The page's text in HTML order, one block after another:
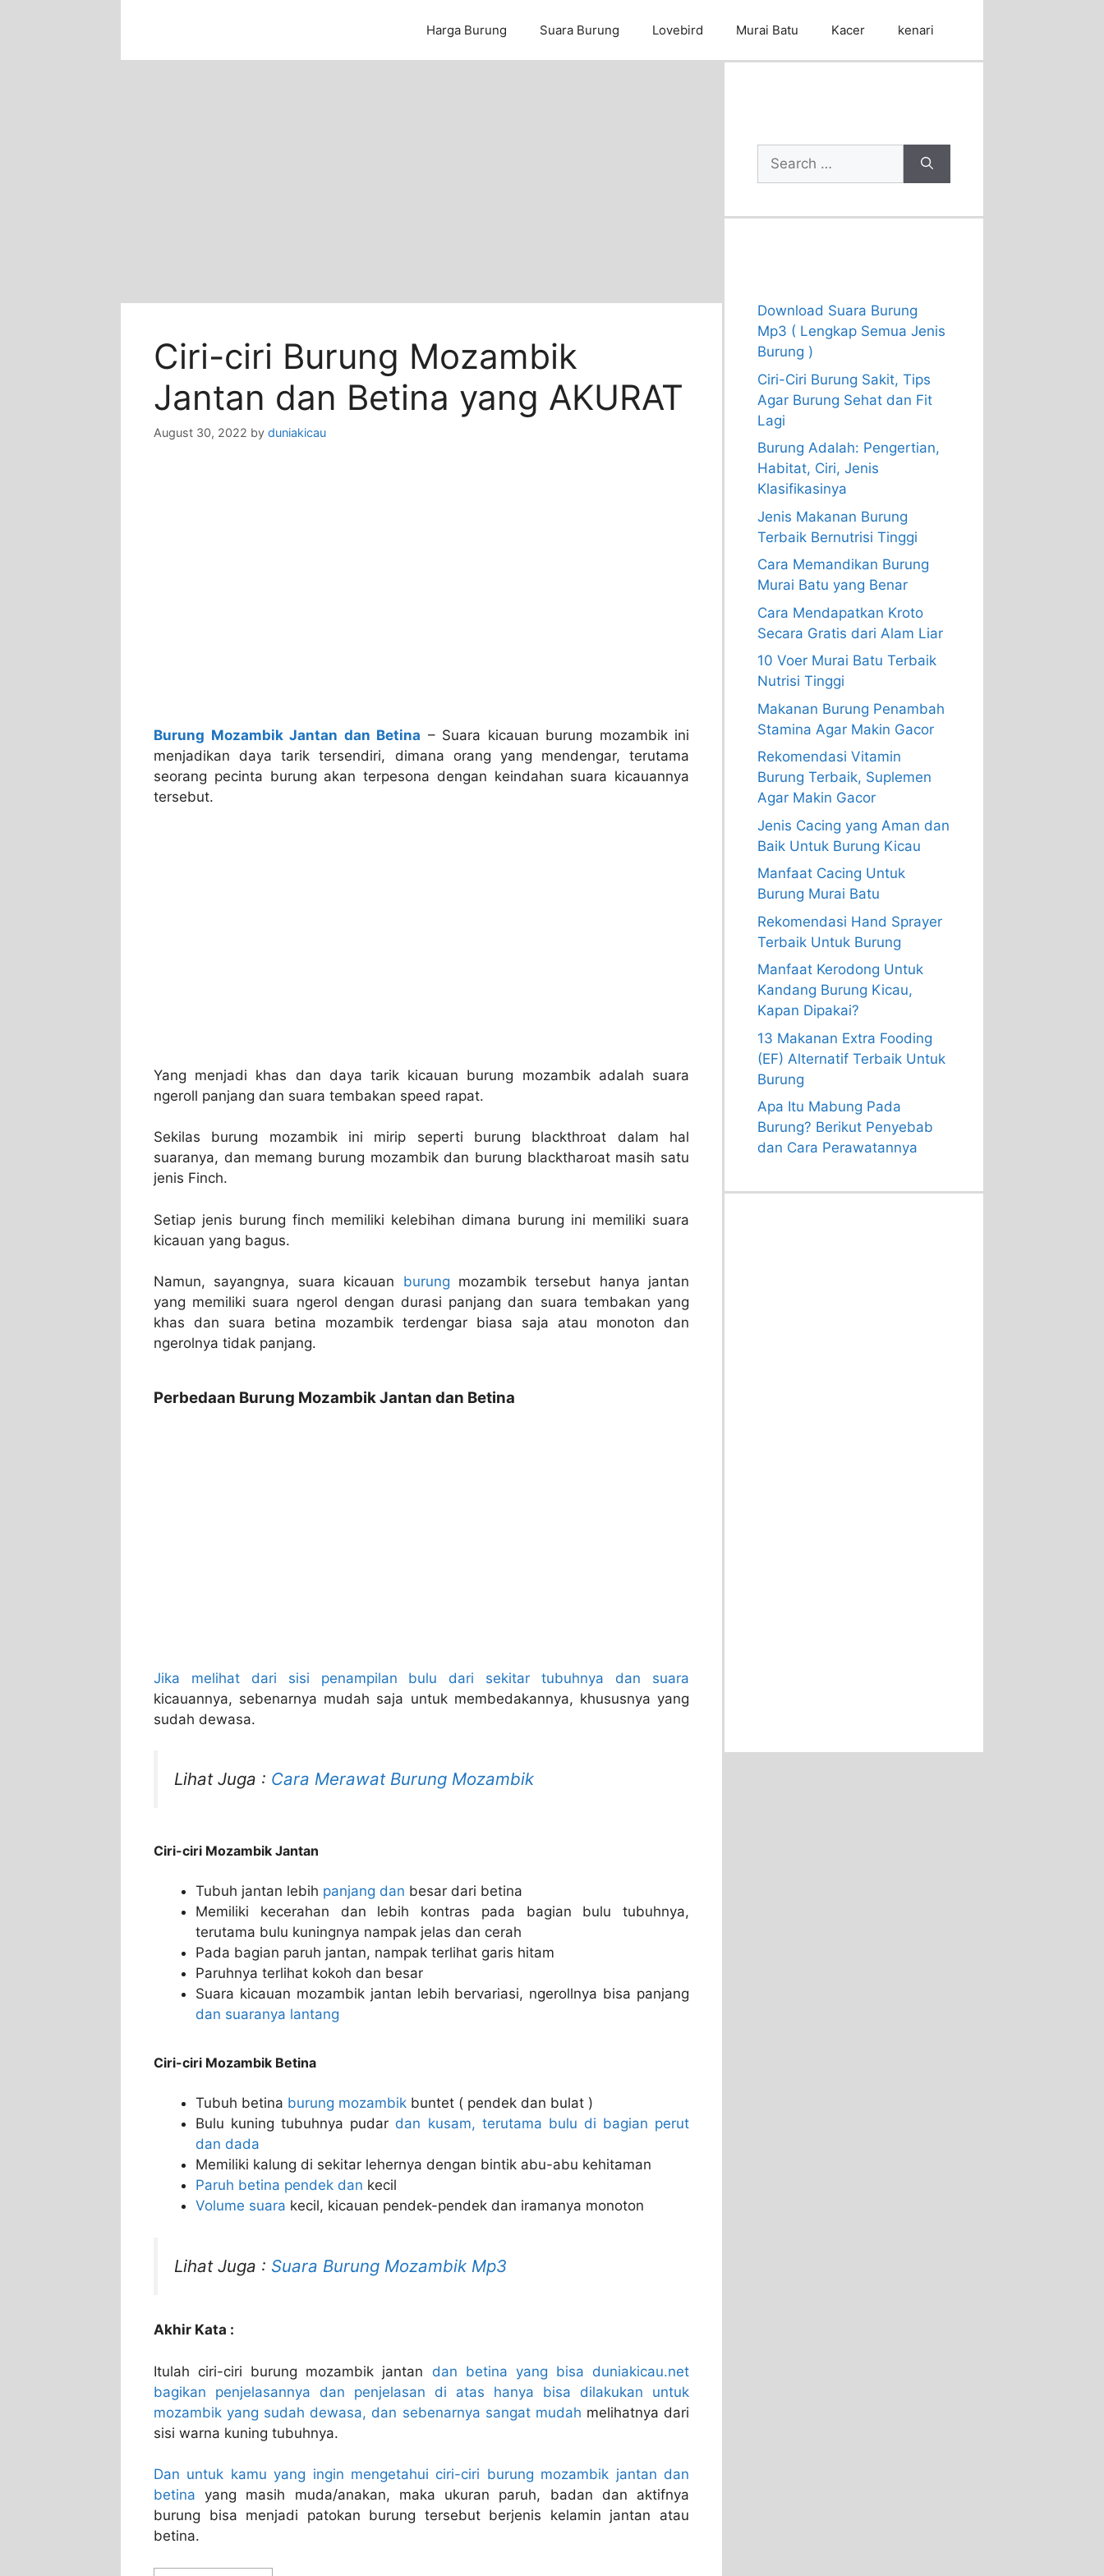
Harga Burung Suara Burung Lovebird Murai Batu Kacer kenari
Ciri-ciri Burung Mozambik
Jantan dan Betina yang AKURAT
August 30, 2022 by duniakicau
Burung Mozambik Jantan dan Betina – Suara kicauan burung mozambik ini
menjadikan daya tarik tersendiri, dimana orang yang mendengar, terutama
seorang pecinta burung akan terpesona dengan keindahan suara kicauannya
tersebut.
Yang menjadi khas dan daya tarik kicauan burung mozambik adalah suara
ngeroll panjang dan suara tembakan speed rapat.
Sekilas burung mozambik ini mirip seperti burung blackthroat dalam hal
suaranya, dan memang burung mozambik dan burung blacktharoat masih satu
jenis Finch.
Setiap jenis burung finch memiliki kelebihan dimana burung ini memiliki suara
kicauan yang bagus.
Namun, sayangnya, suara kicauan burung mozambik tersebut hanya jantan
yang memiliki suara ngerol dengan durasi panjang dan suara tembakan yang
khas dan suara betina mozambik terdengar biasa saja atau monoton dan
ngerolnya tidak panjang.
Perbedaan Burung Mozambik Jantan dan Betina
Jika melihat dari sisi penampilan bulu dari sekitar tubuhnya dan suara
kicauannya, sebenarnya mudah saja untuk membedakannya, khususnya yang
sudah dewasa.
Lihat Juga : Cara Merawat Burung Mozambik
Ciri-ciri Mozambik Jantan
Tubuh jantan lebih panjang dan besar dari betina
Memiliki kecerahan dan lebih kontras pada bagian bulu tubuhnya,
terutama bulu kuningnya nampak jelas dan cerah
Pada bagian paruh jantan, nampak terlihat garis hitam
Paruhnya terlihat kokoh dan besar
Suara kicauan mozambik jantan lebih bervariasi, ngerollnya bisa panjang
dan suaranya lantang
Ciri-ciri Mozambik Betina
Tubuh betina burung mozambik buntet ( pendek dan bulat )
Bulu kuning tubuhnya pudar dan kusam, terutama bulu di bagian perut
dan dada
Memiliki kalung di sekitar lehernya dengan bintik abu-abu kehitaman
Paruh betina pendek dan kecil
Volume suara kecil, kicauan pendek-pendek dan iramanya monoton
Lihat Juga : Suara Burung Mozambik Mp3
Akhir Kata :
Itulah ciri-ciri burung mozambik jantan dan betina yang bisa duniakicau.net
bagikan penjelasannya dan penjelasan di atas hanya bisa dilakukan untuk
mozambik yang sudah dewasa, dan sebenarnya sangat mudah melihatnya dari
sisi warna kuning tubuhnya.
Dan untuk kamu yang ingin mengetahui ciri-ciri burung mozambik jantan dan
betina yang masih muda/anakan, maka ukuran paruh, badan dan aktifnya
burung bisa menjadi patokan burung tersebut berjenis kelamin jantan atau
betina.
Search
for:
Download Suara Burung
Mp3 ( Lengkap Semua Jenis
Burung )
Ciri-Ciri Burung Sakit, Tips
Agar Burung Sehat dan Fit
Lagi
Burung Adalah: Pengertian,
Habitat, Ciri, Jenis
Klasifikasinya
Jenis Makanan Burung
Terbaik Bernutrisi Tinggi
Cara Memandikan Burung
Murai Batu yang Benar
Cara Mendapatkan Kroto
Secara Gratis dari Alam Liar
10 Voer Murai Batu Terbaik
Nutrisi Tinggi
Makanan Burung Penambah
Stamina Agar Makin Gacor
Rekomendasi Vitamin
Burung Terbaik, Suplemen
Agar Makin Gacor
Jenis Cacing yang Aman dan
Baik Untuk Burung Kicau
Manfaat Cacing Untuk
Burung Murai Batu
Rekomendasi Hand Sprayer
Terbaik Untuk Burung
Manfaat Kerodong Untuk
Kandang Burung Kicau,
Kapan Dipakai?
13 Makanan Extra Fooding
(EF) Alternatif Terbaik Untuk
Burung
Apa Itu Mabung Pada
Burung? Berikut Penyebab
dan Cara Perawatannya